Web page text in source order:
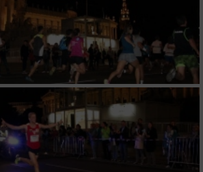
zur Auswahl
zur Personalisierung
zur Auswahl